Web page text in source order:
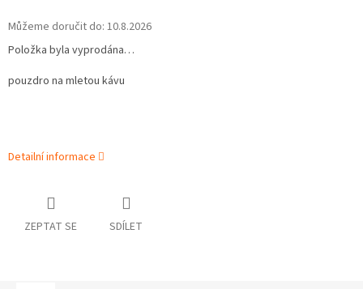
Můžeme doručit do: 10.8.2026
Položka byla vyprodána…
pouzdro na mletou kávu
Detailní informace
ZEPTAT SE SDÍLET